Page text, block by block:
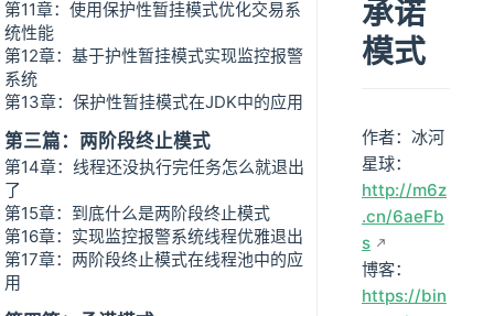
第11章：使用保护性暂挂模式优化交易系
统性能
第12章：基于护性暂挂模式实现监控报警
系统
第13章：保护性暂挂模式在JDK中的应用
第三篇：两阶段终止模式
第14章：线程还没执行完任务怎么就退出
了
第15章：到底什么是两阶段终止模式
第16章：实现监控报警系统线程优雅退出
第17章：两阶段终止模式在线程池中的应
用
承诺
模式
作者：冰河
星球：
http://m6z
.cn/6aeFb
s
博客：
https://bin